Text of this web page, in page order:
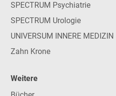
SPECTRUM Psychiatrie
SPECTRUM Urologie
UNIVERSUM INNERE MEDIZIN
Zahn Krone
Weitere